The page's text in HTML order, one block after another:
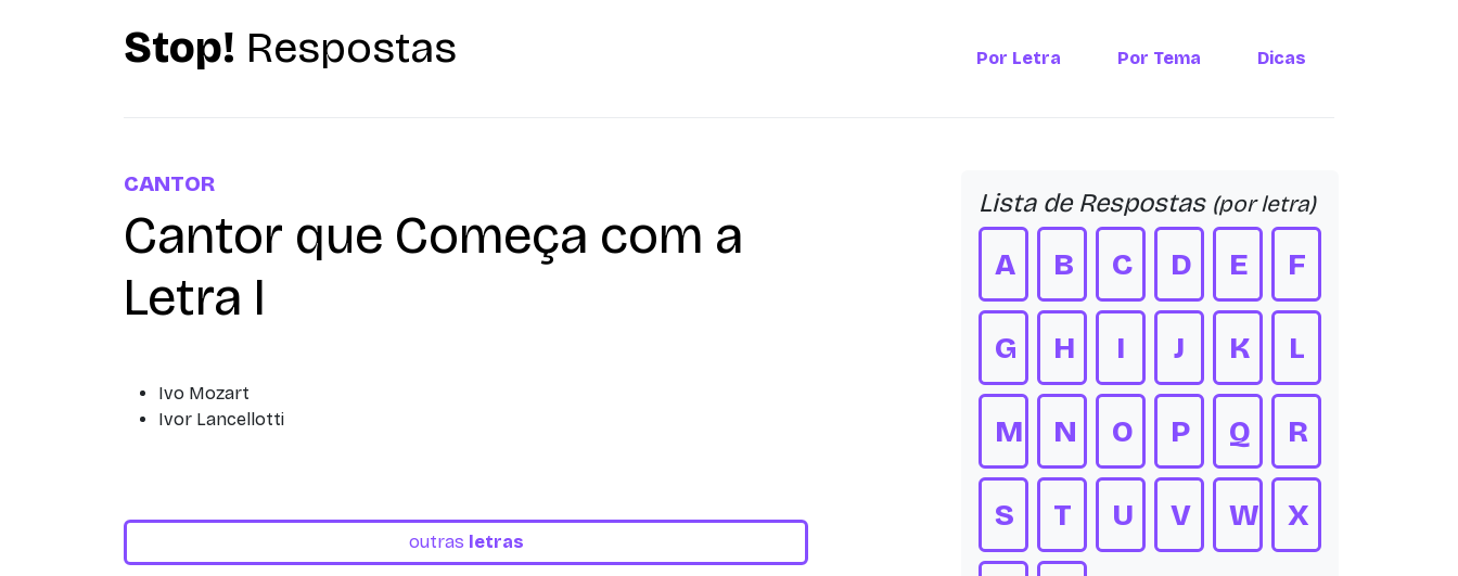
Stop! Respostas Por Letra Por Tema Dicas
CANTOR
Cantor que Começa com a
Letra I
Ivo Mozart
Ivor Lancellotti
outras letras
Lista de Respostas (por letra)
A B C D E F
G H I J K L
M N O P Q R
S T U V W X